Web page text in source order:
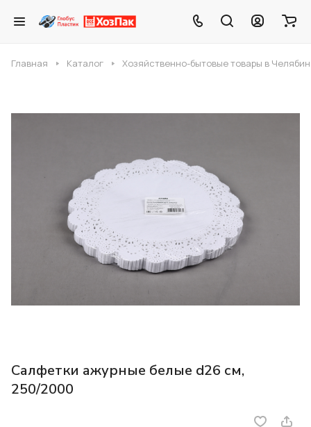
Главная Каталог Хозяйственно-бытовые товары в
Салфетки ажурные белые d26 см,
250/2000